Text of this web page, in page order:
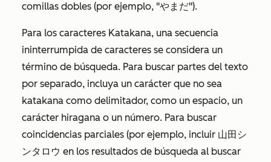
comillas dobles (por ejemplo, "やまだ").
Para los caracteres Katakana, una secuencia
ininterrumpida de caracteres se considera un
término de búsqueda. Para buscar partes del texto
por separado, incluya un carácter que no sea
katakana como delimitador, como un espacio, un
carácter hiragana o un número. Para buscar
coincidencias parciales (por ejemplo, incluir 山田シ
ンタロウ en los resultados de búsqueda al buscar